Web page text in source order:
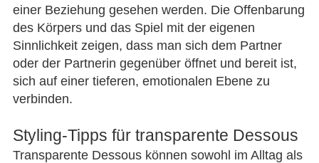
einer Beziehung gesehen werden. Die Offenbarung
des Körpers und das Spiel mit der eigenen
Sinnlichkeit zeigen, dass man sich dem Partner
oder der Partnerin gegenüber öffnet und bereit ist,
sich auf einer tieferen, emotionalen Ebene zu
verbinden.
Styling-Tipps für transparente Dessous
Transparente Dessous können sowohl im Alltag als